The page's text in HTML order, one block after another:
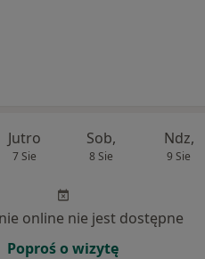
Jutro
7 Sie
Sob,
8 Sie
Ndz,
9 Sie
online nie jest dostępne
Poproś o wizytę